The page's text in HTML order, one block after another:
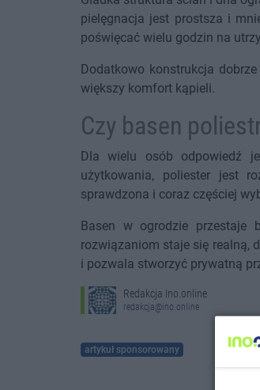
pielęgnacja jest prostsza i
poświęcać wielu godzin na
Dodatkowo konstrukcja
większy komfort kąpieli.
Czy basen
Dla wielu osób odpowiedź
użytkowania, poliester jest
sprawdzona i coraz częściej
Basen w ogrodzie przestaje
rozwiązaniom staje się realną,
i pozwala stworzyć prywatną
Redakcja Ino.online
redakcja@ino.online
artykuł sponsorowany